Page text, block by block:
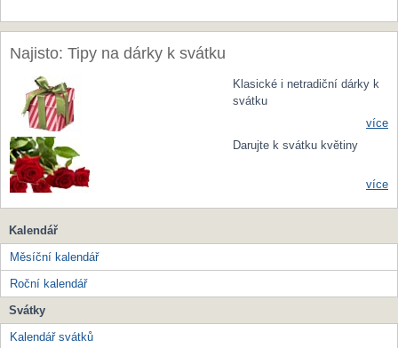
Najisto: Tipy na dárky k svátku
Klasické i netradiční dárky k
svátku
více
Darujte k svátku květiny
více
Kalendář
Měsíční kalendář
Roční kalendář
Svátky
Kalendář svátků